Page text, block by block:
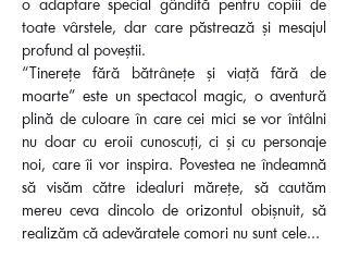
o adaptare special gândită pentru copiii de
toate vârstele, dar care păstrează și mesajul
profund al poveștii.
“Tinerețe fără bătrânețe și viață fără de
moarte” este un spectacol magic, o aventură
plină de culoare în care cei mici se vor întâlni
nu doar cu eroii cunoscuți, ci și cu personaje
noi, care îi vor inspira. Povestea ne îndeamnă
să visăm către idealuri mărețe, să cautăm
mereu ceva dincolo de orizontul obișnuit, să
realizăm că adevăratele comori nu sunt cele…